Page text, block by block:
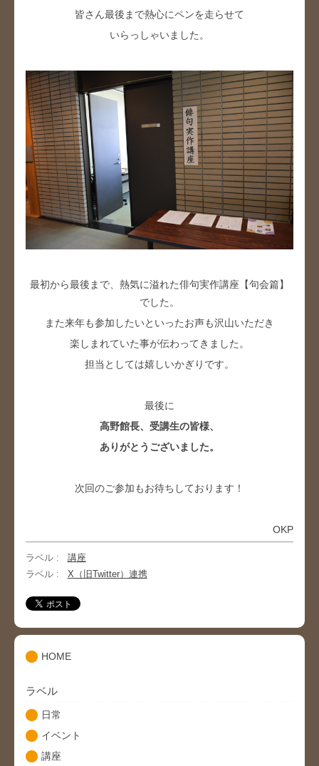
皆さん最後まで熱心にペンを走らせて
いらっしゃいました。
最初から最後まで、熱気に溢れた俳句実作講座【句会篇】
でした。
また来年も参加したいといったお声も沢山いただき
楽しまれていた事が伝わってきました。
担当としては嬉しいかぎりです。
最後に
高野館長、受講生の皆様、
ありがとうございました。
次回のご参加もお待ちしております！
OKP
講座
X（旧Twitter）連携
HOME
ラベル
日常
イベント
講座